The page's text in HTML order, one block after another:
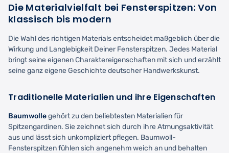
Die Materialvielfalt bei Fensterspitzen: Von
klassisch bis modern
Die Wahl des richtigen Materials entscheidet maßgeblich über die
Wirkung und Langlebigkeit Deiner Fensterspitzen. Jedes Material
bringt seine eigenen Charaktereigenschaften mit sich und erzählt
seine ganz eigene Geschichte deutscher Handwerkskunst.
Traditionelle Materialien und ihre Eigenschaften
Baumwollegehört zu den beliebtesten Materialien für
Spitzengardinen. Sie zeichnet sich durch ihre Atmungsaktivität
aus und lässt sich unkompliziert pflegen. Baumwoll-
Fensterspitzen fühlen sich angenehm weich an und behalten